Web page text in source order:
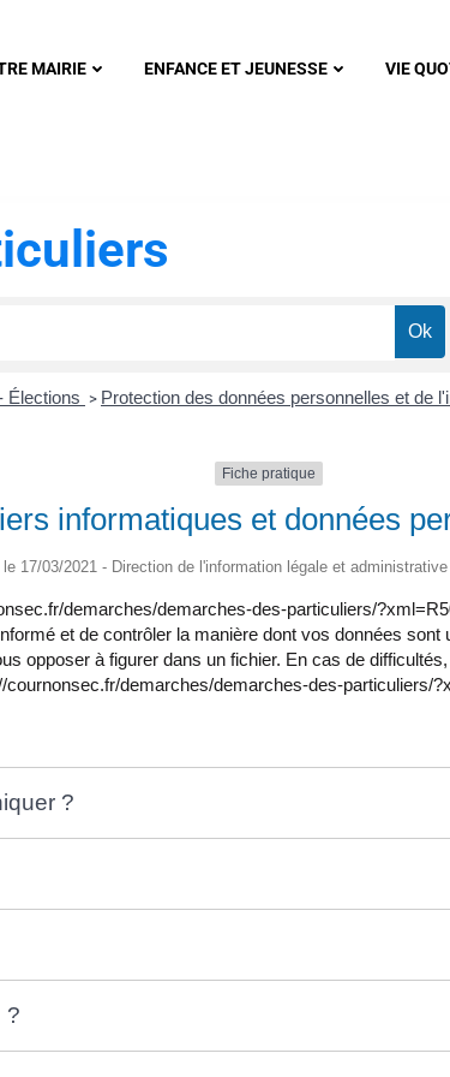
MAIRIE ENFANCE ET JEUNESSE VIE
Élections > Protection des données personnelles et de
Fiche pratique
informatiques et données
17/03/2021 - Direction de l'information légale et
demarches/demarches-des-particuliers/
et de contrôler la manière dont vos données
opposer à figurer dans un fichier. En cas de
cournonsec.fr/demarches/demarches-des-particuliers/
?
?